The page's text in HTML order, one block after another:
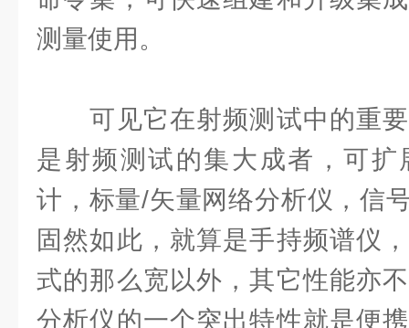
测量使用。
可见它在射频测试中的重要
是射频测试的集大成者，可
计，标量/矢量网络分析仪，信
固然如此，就算是手持频谱仪
式的那么宽以外，其它性能亦
分析仪的一个突出特性就是便